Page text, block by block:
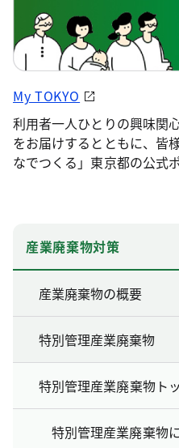
My TOKYO
利用者一人ひとりの興味関
をお届けするとともに、皆
なでつくる」東京都の公式
産業廃棄物対策
産業廃棄物の概要
特別管理産業廃棄物
特別管理産業廃棄物ト
特別管理産業廃棄物